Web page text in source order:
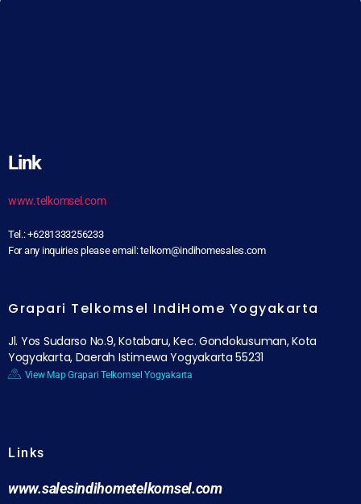
Link
www.telkomsel.com
Tel.: +6281333256233
For any inquiries please email: telkom@indihomesales.com
Grapari Telkomsel IndiHome Yogyakarta
Jl. Yos Sudarso No.9, Kotabaru, Kec. Gondokusuman, Kota
Yogyakarta, Daerah Istimewa Yogyakarta 55231
View Map Grapari Telkomsel Yogyakarta
Links
www.salesindihometelkomsel.com